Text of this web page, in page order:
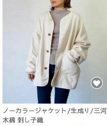
ノーカラージャケット/生成り/三河
木綿 刺し子織